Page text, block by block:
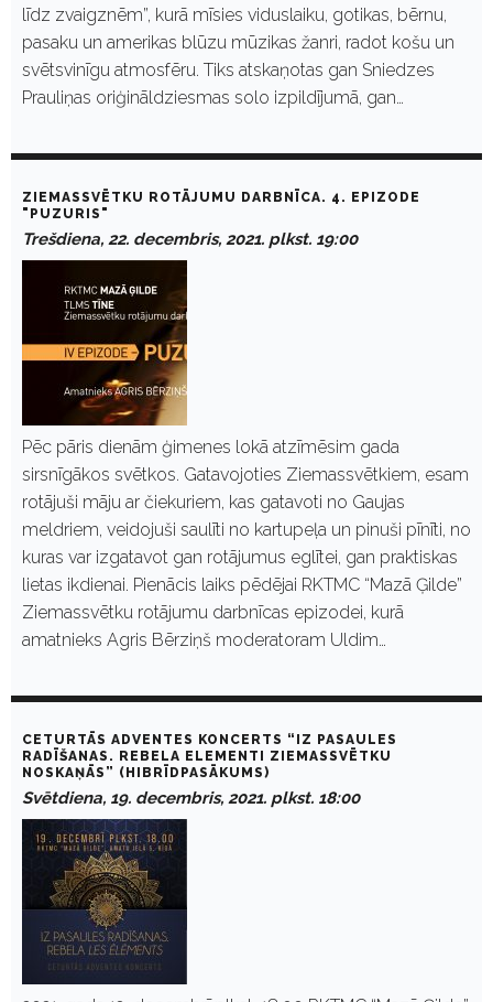
līdz zvaigznēm”, kurā mīsies viduslaiku, gotikas, bērnu,
pasaku un amerikas blūzu mūzikas žanri, radot košu un
svētsvinīgu atmosfēru. Tiks atskaņotas gan Sniedzes
Prauliņas oriģināldziesmas solo izpildījumā, gan…
ZIEMASSVĒTKU ROTĀJUMU DARBNĪCA. 4. EPIZODE
"PUZURIS"
Trešdiena, 22. decembris, 2021. plkst. 19:00
Pēc pāris dienām ģimenes lokā atzīmēsim gada
sirsnīgākos svētkos. Gatavojoties Ziemassvētkiem, esam
rotājuši māju ar čiekuriem, kas gatavoti no Gaujas
meldriem, veidojuši saulīti no kartupeļa un pinuši pīnīti, no
kuras var izgatavot gan rotājumus eglītei, gan praktiskas
lietas ikdienai. Pienācis laiks pēdējai RKTMC “Mazā Ģilde”
Ziemassvētku rotājumu darbnīcas epizodei, kurā
amatnieks Agris Bērziņš moderatoram Uldim…
CETURTĀS ADVENTES KONCERTS “IZ PASAULES
RADĪŠANAS. REBELA ELEMENTI ZIEMASSVĒTKU
NOSKAŅĀS” (HIBRĪDPASĀKUMS)
Svētdiena, 19. decembris, 2021. plkst. 18:00